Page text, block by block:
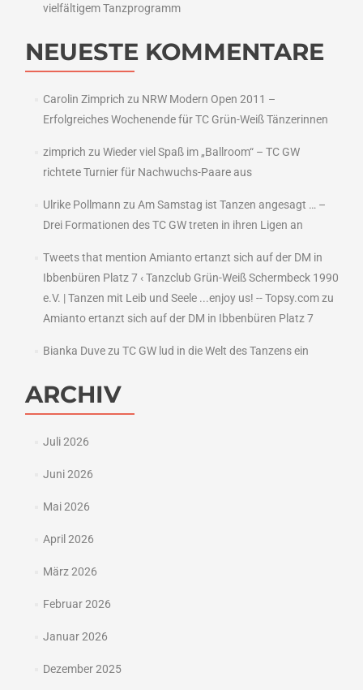
vielfältigem Tanzprogramm
NEUESTE KOMMENTARE
Carolin Zimprich zu NRW Modern Open 2011 –
Erfolgreiches Wochenende für TC Grün-Weiß Tänzerinnen
zimprich zu Wieder viel Spaß im „Ballroom“ – TC GW
richtete Turnier für Nachwuchs-Paare aus
Ulrike Pollmann zu Am Samstag ist Tanzen angesagt … –
Drei Formationen des TC GW treten in ihren Ligen an
Tweets that mention Amianto ertanzt sich auf der DM in
Ibbenbüren Platz 7 ‹ Tanzclub Grün-Weiß Schermbeck 1990
e.V. | Tanzen mit Leib und Seele ...enjoy us! -- Topsy.comzu
Amianto ertanzt sich auf der DM in Ibbenbüren Platz 7
Bianka Duvezu TC GW lud in die Welt des Tanzens ein
ARCHIV
Juli 2026
Juni 2026
Mai 2026
April 2026
März 2026
Februar 2026
Januar 2026
Dezember 2025